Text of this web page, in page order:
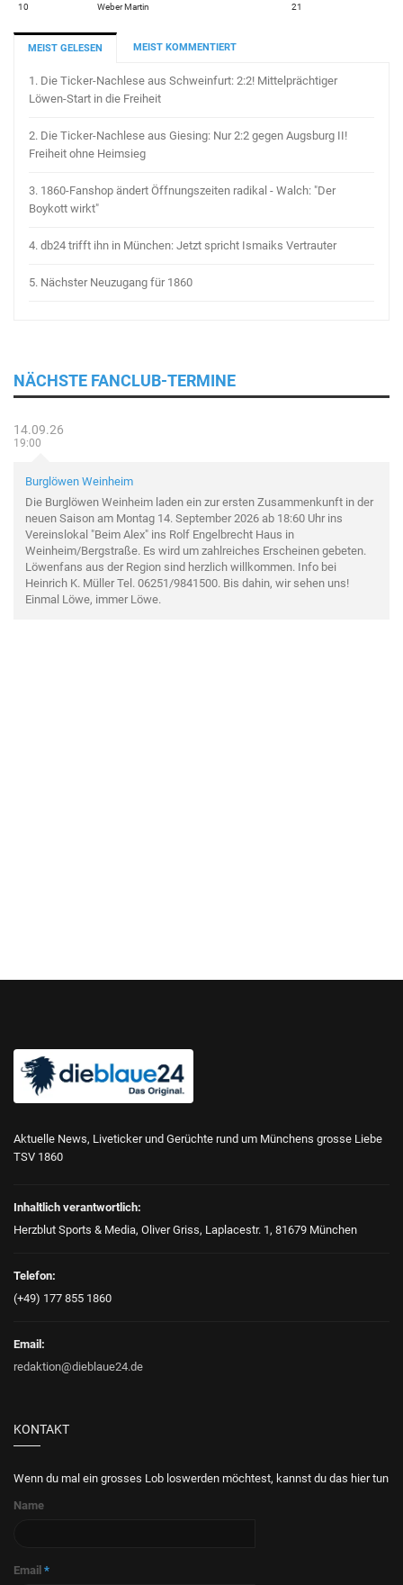
10
Weber Martin 21
MEIST GELESEN MEIST KOMMENTIERT
1. Die Ticker-Nachlese aus Schweinfurt: 2:2! Mittelprächtiger
Löwen-Start in die Freiheit
2. Die Ticker-Nachlese aus Giesing: Nur 2:2 gegen Augsburg II!
Freiheit ohne Heimsieg
3. 1860-Fanshop ändert Öffnungszeiten radikal - Walch: "Der
Boykott wirkt"
4. db24 trifft ihn in München: Jetzt spricht Ismaiks Vertrauter
5. Nächster Neuzugang für 1860
NÄCHSTE FANCLUB-TERMINE
14.09.26
19:00
Burglöwen Weinheim
Die Burglöwen Weinheim laden ein zur ersten Zusammenkunft in der
neuen Saison am Montag 14. September 2026 ab 18:60 Uhr ins
Vereinslokal "Beim Alex" ins Rolf Engelbrecht Haus in
Weinheim/Bergstraße. Es wird um zahlreiches Erscheinen gebeten.
Löwenfans aus der Region sind herzlich willkommen. Info bei
Heinrich K. Müller Tel. 06251/9841500. Bis dahin, wir sehen uns!
Einmal Löwe, immer Löwe.
Aktuelle News, Liveticker und Gerüchte rund um Münchens grosse Liebe
TSV 1860
Inhaltlich verantwortlich:
Herzblut Sports & Media, Oliver Griss, Laplacestr. 1, 81679 München
Telefon:
(+49) 177 855 1860
Email:
redaktion@dieblaue24.de
KONTAKT
Wenn du mal ein grosses Lob loswerden möchtest, kannst du das hier tun
Name
Email *